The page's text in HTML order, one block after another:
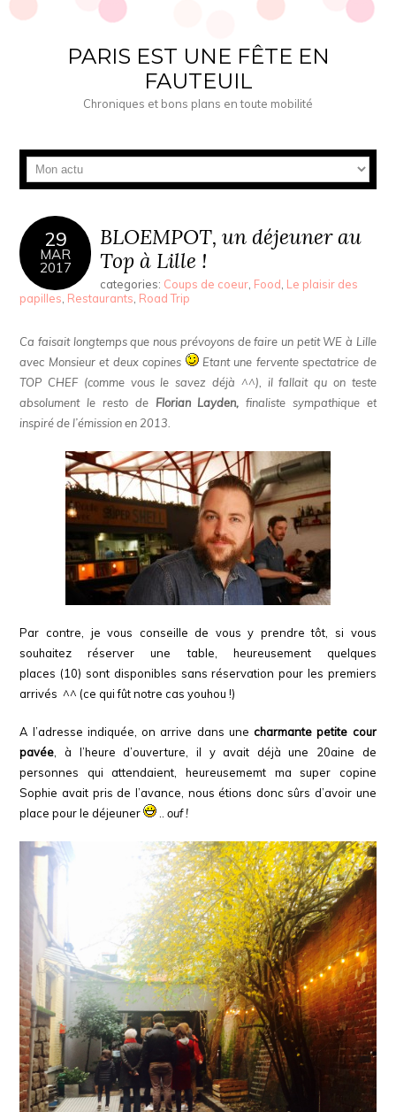
PARIS EST UNE FÊTE EN
FAUTEUIL
Chroniques et bons plans en toute mobilité
29
MAR
2017
BLOEMPOT, un déjeuner au
Top à Lille !
categories: Coups de coeur Food Le plaisir des
papilles Restaurants Road Trip
Ca faisait longtemps que nous prévoyons de faire un petit WE à Lille
avec Monsieur et deux copines
Etant une fervente spectatrice de
TOP CHEF (comme vous le savez déjà ^^), il fallait qu on teste
absolument le resto deFlorian Layden, finaliste sympathique et
inspiré de l’émission en 2013.
Par contre, je vous conseille de vous y prendre tôt, si vous
souhaitez réserver une table, heureusement quelques
places (10) sont disponibles sans réservation pour les premiers
arrivés ^^ (ce qui fût notre cas youhou !)
A l’adresse indiquée, on arrive dans une charmante petite cour
pavée , à l’heure d’ouverture, il y avait déjà une 20aine de
personnes qui attendaient, heureusememt ma super copine
Sophie avait pris de l’avance, nous étions donc sûrs d’avoir une
place pour le déjeuner
..ouf !